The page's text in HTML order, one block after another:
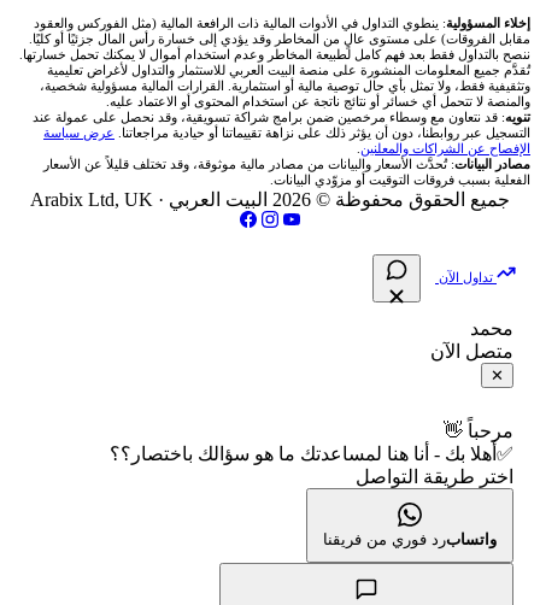
اكس تي بي XTB
انتراكتيف بروكرز IBKR
شركات تداول في الأردن
شركات تداول في العراق
شركات تداول في فلسطين
🇶🇦 بورصة قطر
🇯🇴 بورصة عمّان
🇧🇭 بورصة البحرين
فلتر الأسهم الشرعي
📋 جميع الأسهم
🕌 الأسهم الحلال
👨‍🏫 العلماء والهيئات الشرعية
📊 حاسبة قيمة النقطة
💰 حاسبة ربح الفوركس
📌 حاسبة النقاط المحورية
📏 حاسبة حجم المركز
📈 حاسبة عائد التداول
📊 حاسبة الربح التراكمي
🧮 حاسبة متوسط سعر السهم
📅 التقويم الاقتصادي
🕐 أوقات عمل السوق
✍️ اكتب تحليلك
🥇 سعر الذهب اليوم
🥇 أسعار الذهب والمعادن
💱 أسعار العملات والفوركس
💵 سعر الريال السعودي في مصر
📅 المؤشرات الاقتصادية
من نحن
تواصل معنا
فريق المؤلفين
مقالات تعليمية
سياسة تقييم الشركات
الإبلاغ عن شركة نصابة
شروط الاستخدام
سياسة الخصوصية
إخلاء المسؤولية: ينطوي التداول في الأدوات المالية ذات الرافعة المالية (مثل الفوركس والعقود
مقابل الفروقات) على مستوى عالٍ من المخاطر وقد يؤدي إلى خسارة رأس المال جزئيًا أو كليًا.
ننصح بالتداول فقط بعد فهم كامل لطبيعة المخاطر وعدم استخدام أموال لا يمكنك تحمل خسارتها.
تُقدَّم جميع المعلومات المنشورة على منصة البيت العربي للاستثمار والتداول لأغراض تعليمية
وتثقيفية فقط، ولا تمثل بأي حال توصية مالية أو استثمارية. القرارات المالية مسؤولية شخصية،
والمنصة لا تتحمل أي خسائر أو نتائج ناتجة عن استخدام المحتوى أو الاعتماد عليه.
تنويه: قد نتعاون مع وسطاء مرخصين ضمن برامج شراكة تسويقية، وقد نحصل على عمولة عند
التسجيل عبر روابطنا، دون أن يؤثر ذلك على نزاهة تقييماتنا أو حيادية مراجعاتنا. عرض سياسة
الإفصاح عن الشراكات والمعلنين
مصادر البيانات: تُحدَّث الأسعار والبيانات من مصادر مالية موثوقة، وقد تختلف قليلاً عن الأسعار
الفعلية بسبب فروقات التوقيت أو مزوّدي البيانات.
جميع الحقوق محفوظة © 2026 البيت العربي · Arabix Ltd, UK
تداول الآن
محمد
متصل الآن
✕
مرحباً 👋
✅أهلا بك - أنا هنا لمساعدتك ما هو سؤالك باختصار؟؟
اختر طريقة التواصل
واتسابرد فوري من فريقنا